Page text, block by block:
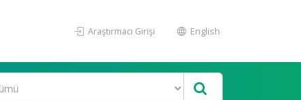
Araştırmacı Girişi English